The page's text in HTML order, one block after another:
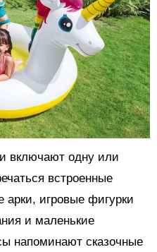
включают одну или
встроенные
арки, игровые фигурки
и маленькие
напоминают сказочные